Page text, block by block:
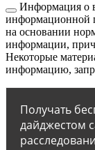
Информация о
информационной
на основании
информации,
Некоторые
информацию,
Получать
дайджестом